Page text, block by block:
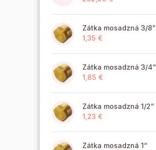
Zátka mosadzná 3/8“
1,35 €
Zátka mosadzná 3/4“
1,85 €
Zátka mosadzná 1/2“
1,23 €
Zátka mosadzná 1“